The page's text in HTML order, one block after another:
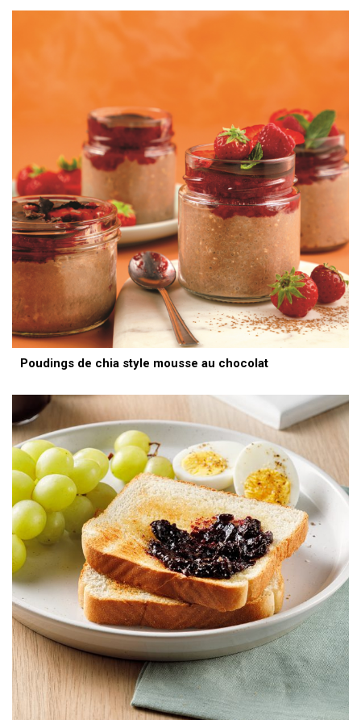
Poudings de chia style mousse au chocolat